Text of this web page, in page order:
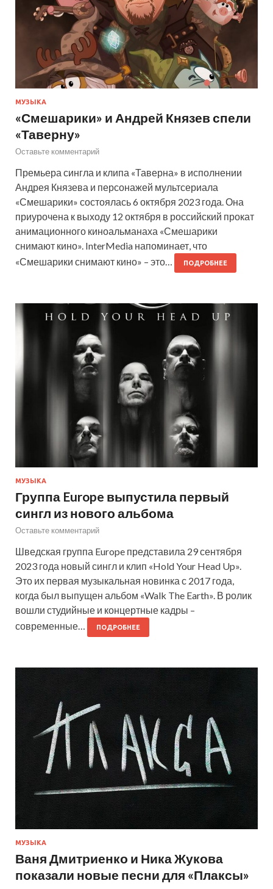
МУЗЫКА
«Смешарики» и Андрей Князев спели
«Таверну»
Оставьте комментарий
Премьера сингла и клипа «Таверна» в исполнении
Андрея Князева и персонажей мультсериала
«Смешарики» состоялась 6 октября 2023 года. Она
приурочена к выходу 12 октября в российский прокат
анимационного киноальманаха «Смешарики
снимают кино». InterMedia напоминает, что
«Смешарики снимают кино» – это…
ПОДРОБНЕЕ
МУЗЫКА
Группа Europe выпустила первый
сингл из нового альбома
Оставьте комментарий
Шведская группа Europe представила 29 сентября
2023 года новый сингл и клип «Hold Your Head Up».
Это их первая музыкальная новинка с 2017 года,
когда был выпущен альбом «Walk The Earth». В ролик
вошли студийные и концертные кадры –
современные…
ПОДРОБНЕЕ
МУЗЫКА
Ваня Дмитриенко и Ника Жукова
показали новые песни для «Плаксы»